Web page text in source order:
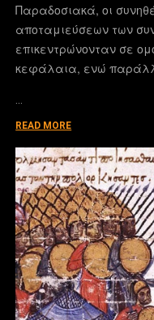
Παραδοσιακά, οι
αποταμιεύσεων των
επικεντρώνονταν σε
κεφάλαια, ενώ
…
READ MORE